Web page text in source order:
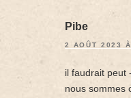
Pibe
2 AOÛT 2023
il faudrait peut
nous sommes